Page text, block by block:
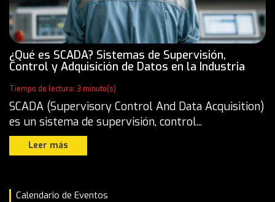
¿Qué es SCADA? Sistemas de Supervisión,
Control y Adquisición de Datos en la Industria
Tiempo de lectura: 3 minuto(s)
SCADA (Supervisory Control And Data Acquisition)
es un sistema de supervisión, control...
Leer más
Calendario de Eventos